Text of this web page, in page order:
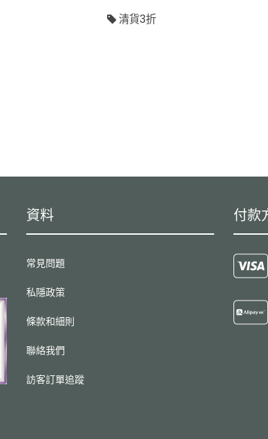
清貨3折
資料
常見問題
私隱政策
條款和細則
聯絡我們
訪客訂單追蹤
付款